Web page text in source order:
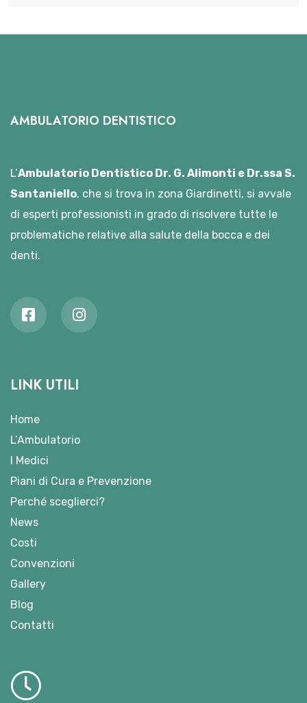
AMBULATORIO DENTISTICO
L’Ambulatorio Dentistico Dr. G. Alimonti e Dr.ssa S.
Santaniello, che si trova in zona Giardinetti, si avvale
di esperti professionisti in grado di risolvere tutte le
problematiche relative alla salute della bocca e dei
denti.
LINK UTILI
Home
L’Ambulatorio
I Medici
Piani di Cura e Prevenzione
Perché sceglierci?
News
Costi
Convenzioni
Gallery
Blog
Contatti